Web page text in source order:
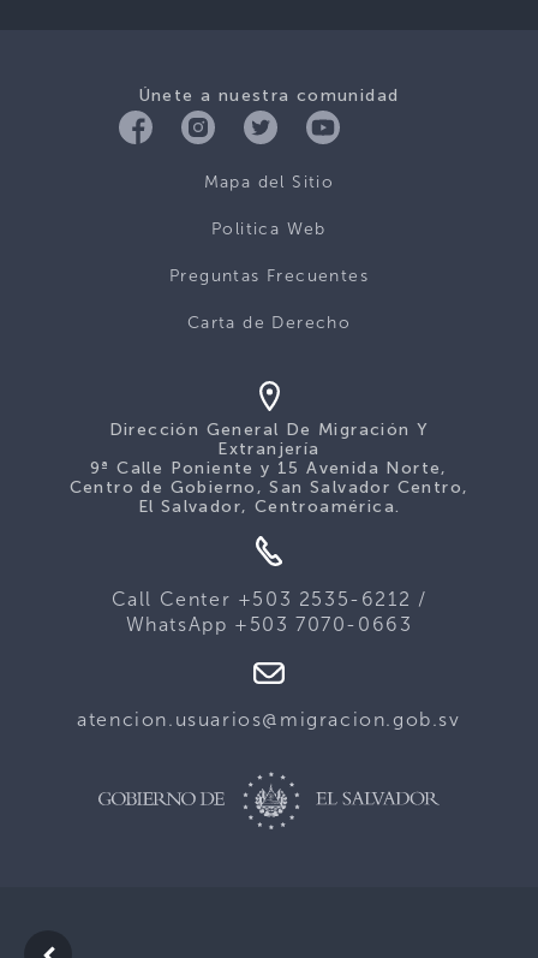
Únete a nuestra comunidad
Mapa del Sitio
Politica Web
Preguntas Frecuentes
Carta de Derecho
Dirección General De Migración Y
Extranjería
9ª Calle Poniente y 15 Avenida Norte,
Centro de Gobierno, San Salvador Centro,
El Salvador, Centroamérica.
Call Center +503 2535-6212 /
WhatsApp +503 7070-0663
atencion.usuarios@migracion.gob.sv